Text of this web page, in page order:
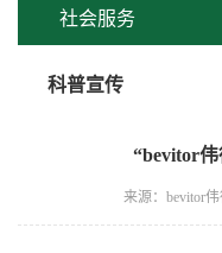
社会服务
科普宣传
“bevitor
来源：bevitor